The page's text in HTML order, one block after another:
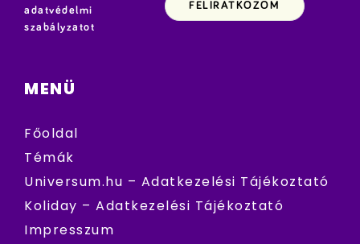
adatvédelmi
szabályzatot
MENÜ
Főoldal
Témák
Universum.hu – Adatkezelési Tájékoztató
Koliday – Adatkezelési Tájékoztató
Impresszum